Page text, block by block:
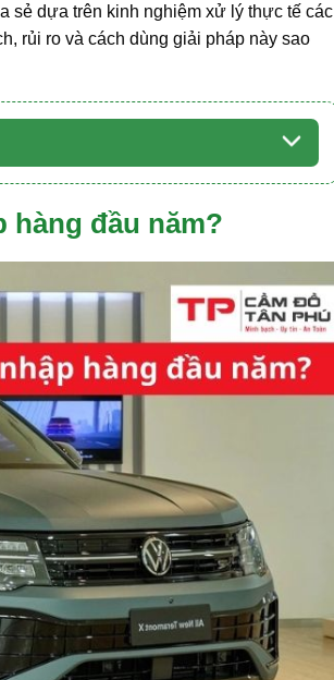
sẻ dựa trên kinh nghiệm xử lý thực tế các
rủi ro và cách dùng giải pháp này sao
hàng đầu năm?